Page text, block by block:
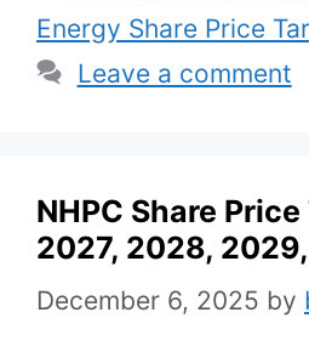
Energy Share Price
Leave a comment
NHPC Share
2027, 2028,
December 6, 2025 by